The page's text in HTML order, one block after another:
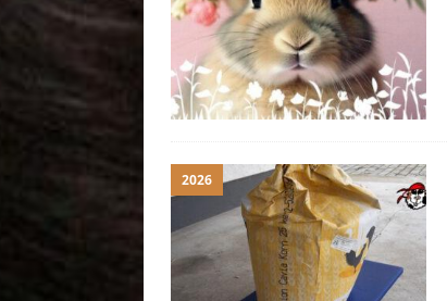
2026